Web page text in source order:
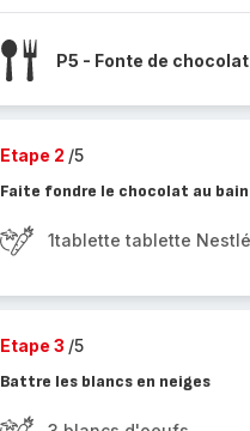
P5 - Fonte de chocolat
Etape 2 /5
Faite fondre le chocolat au
1tablette tablette
Etape 3 /5
Battre les blancs en neiges